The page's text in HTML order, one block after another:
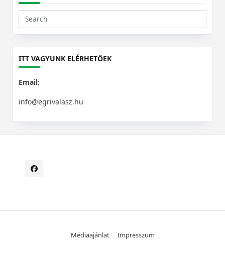
Search
for:
ITT VAGYUNK ELÉRHETŐEK
Email:
info@egrivalasz.hu
Médiaajánlat Impresszum